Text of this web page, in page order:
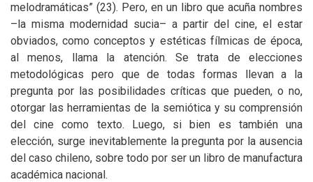
melodramáticas” (23). Pero, en un libro que acuña nombres
–la misma modernidad sucia– a partir del cine, el estar
obviados, como conceptos y estéticas fílmicas de época,
al menos, llama la atención. Se trata de elecciones
metodológicas pero que de todas formas llevan a la
pregunta por las posibilidades críticas que pueden, o no,
otorgar las herramientas de la semiótica y su comprensión
del cine como texto. Luego, si bien es también una
elección, surge inevitablemente la pregunta por la ausencia
del caso chileno, sobre todo por ser un libro de manufactura
académica nacional.